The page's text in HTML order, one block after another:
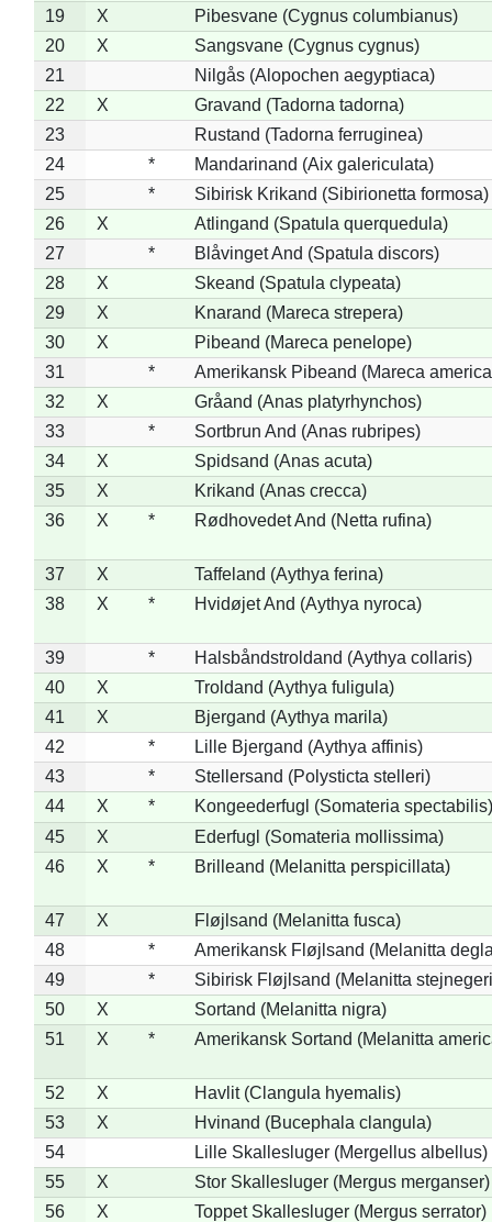
19
X
Pibesvane (Cygnus columbianus)
20
X
Sangsvane (Cygnus cygnus)
21
Nilgås (Alopochen aegyptiaca)
22
X
Gravand (Tadorna tadorna)
23
Rustand (Tadorna ferruginea)
24
*
Mandarinand (Aix galericulata)
25
*
Sibirisk Krikand (Sibirionetta formosa)
26
X
Atlingand (Spatula querquedula)
27
*
Blåvinget And (Spatula discors)
28
X
Skeand (Spatula clypeata)
29
X
Knarand (Mareca strepera)
30
X
Pibeand (Mareca penelope)
31
*
Amerikansk Pibeand (Mareca
32
X
Gråand (Anas platyrhynchos)
33
*
Sortbrun And (Anas rubripes)
34
X
Spidsand (Anas acuta)
35
X
Krikand (Anas crecca)
36
X * Rødhovedet And (Netta rufina)
37 X
Taffeland (Aythya ferina)
38
X * Hvidøjet And (Aythya nyroca)
39 *
Halsbåndstroldand (Aythya collaris)
40
X
Troldand (Aythya fuligula)
41
X
Bjergand (Aythya marila)
42
*
Lille Bjergand (Aythya affinis)
43
*
Stellersand (Polysticta stelleri)
44
X *
Kongeederfugl (Somateria spectabilis)
45
X
Ederfugl (Somateria mollissima)
46
X * Brilleand (Melanitta perspicillata)
47 X
Fløjlsand (Melanitta fusca)
48
*
Amerikansk Fløjlsand (Melanitta
49
*
Sibirisk Fløjlsand (Melanitta
50
X
Sortand (Melanitta nigra)
51
X * Amerikansk Sortand (Melanitta
52 X
Havlit (Clangula hyemalis)
53
X
Hvinand (Bucephala clangula)
54
Lille Skallesluger (Mergellus albellus)
55
X
Stor Skallesluger (Mergus merganser)
56
X
Toppet Skallesluger (Mergus serrator)